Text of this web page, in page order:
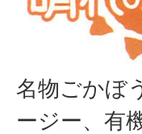
名物ごかぼ
ージー、有